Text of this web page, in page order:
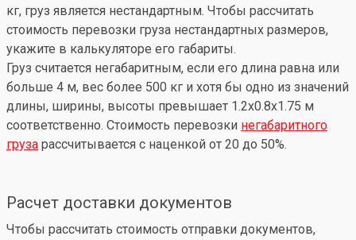
кг, груз является нестандартным. Чтобы рассчитать
стоимость перевозки груза нестандартных размеров,
укажите в калькуляторе его габариты.
Груз считается негабаритным, если его длина равна или
больше 4 м, вес более 500 кг и хотя бы одно из значений
длины, ширины, высоты превышает 1.2x0.8x1.75 м
соответственно. Стоимость перевозки негабаритного
груза рассчитывается с наценкой от 20 до 50%.
Расчет доставки документов
Чтобы рассчитать стоимость отправки документов,